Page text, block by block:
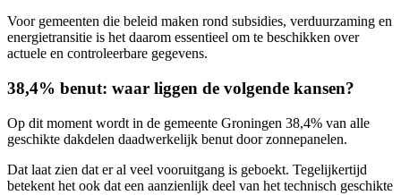
Voor gemeenten die beleid maken rond subsidies, verduurzaming en
energietransitie is het daarom essentieel om te beschikken over
actuele en controleerbare gegevens.
38,4% benut: waar liggen de volgende kansen?
Op dit moment wordt in de gemeente Groningen 38,4% van alle
geschikte dakdelen daadwerkelijk benut door zonnepanelen.
Dat laat zien dat er al veel vooruitgang is geboekt. Tegelijkertijd
betekent het ook dat een aanzienlijk deel van het technisch geschikte